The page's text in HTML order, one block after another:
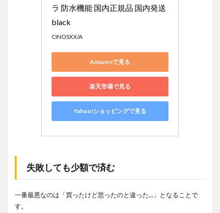
ラ 防水機能 国内正規品 国内発送
black
CINOSXX/A
Amazonで見る
楽天市場で見る
Yahoo!ショッピングで見る
失敗しても少額で済む
一番最悪なのは「買ったけど思ったのと違った…」となることで
す。